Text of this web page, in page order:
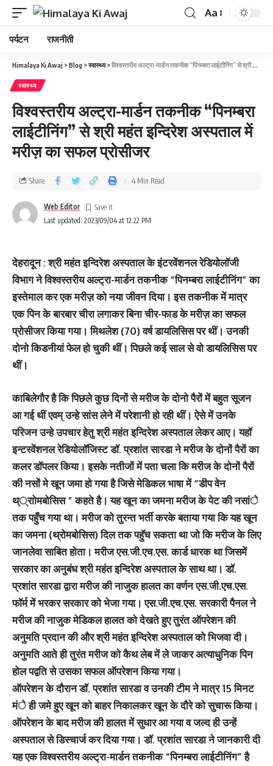
Aa
पर्यटन राजनीती
Himalaya Ki Awaj >Blog >स्वास्थ्य>विश्वस्तरीय अल्ट्रा-मार्डन तकनीक “पिनम्बरा लाईटीनिंग” से श्री महंत इन्दिरेश अस्पताल में मरीज़ का सफल प्रोसीजर
स्वास्थ्य
विश्वस्तरीय अल्ट्रा-मार्डन तकनीक “पिनम्बरा
लाईटीनिंग” से श्री महंत इन्दिरेश अस्पताल में
मरीज़ का सफल प्रोसीजर
Last updated: 2023/09/04 at 12:22 PM
Web Editor
Share 4 Min Read
देहरादून : श्री महंत इन्दिरेश अस्पताल के इंटरवेंशनल रेडियोलॉजी
विभाग ने विश्वस्तरीय अल्ट्रा-मार्डन तकनीक “पिनम्बरा लाईटीनिंग” का
इस्तेमाल कर एक मरीज़ को नया जीवन दिया। इस तकनीक में मात्र
एक पिन के बारबार चीरा लगाकर बिना चीर-फाड के मरीज़ का सफल
प्रोसीजर किया गया। मिथलेश (70) वर्ष डायलिसिस पर थीं। उनकी
दोनो किडनीयां फेल हो चुकी थीं। पिछले कई साल से वो डायलिसिस पर
थीं।
काबिलेगौर है कि पिछले कुछ दिनों से मरीज के दोनो पैरों में बहुत सूजन
आ गई थीं एवम् उन्हे सांस लेने में परेशानी हो रही थीं। ऐसे में उनके
परिजन उन्हे उपचार हेतु श्री महंत इन्दिरेश अस्पताल लेकर आए। यहॉ
इन्टरवेंशनल रेडियोलॉजिस्ट डॉ. प्रशांत सारडा ने मरीज के दोनों पैरों का
कलर डॉपलर किया। इसके नतीजों में पता चला कि मरीज के दोनों पैरों
की नसों मे खून जमा हो गया है जिसे मेडिकल भाषा में “डीप वेन
थ््राोमबोसिस ” कहते है। यह खून का जमना मरीज के पेट की नसांे
तक पहुँच गया था। मरीज को तुरन्त भर्ती करके बताया गया कि यह खून
का जमना (थ्रोमबोसिस) दिल तक पहुॅच सकता था जो कि मरीज के लिए
जानलेवा साबित होता। मरीज एस.जी.एच.एस. कार्ड धारक था जिसमें
सरकार का अनुबंध श्री महंत इन्दिरेश अस्पताल के साथ था। डॉ.
प्रशांत सारडा द्वारा मरीज की नाजुक हालत का वर्णन एस.जी.एच.एस.
फॉर्म में भरकर सरकार को भेजा गया। एस.जी.एच.एस. सरकारी पैनल ने
मरीज की नाजुक मेडिकल हालत को देखते हुए तुरंत ऑपरेशन की
अनुमति प्रदान की और श्री महंत इन्दिरेश अस्पताल को भिजवा दी।
अनुमति आते ही तुरंत मरीज को कैथ लेब में ले जाकर अत्याधुनिक पिन
होल पद्वति से उसका सफल ऑपरेशन किया गया।
ऑपरेशन के दौरान डॉ. प्रशांत सारडा व उनकी टीम ने मात्र 15 मिनट
मंे ही जमे हुए खून को बाहर निकालकर खून के दौरे को सुचारू किया।
ऑपरेशन के बाद मरीज की हालत में सुधार आ गया व जल्द ही उन्हें
अस्पताल से डिस्चार्ज कर दिया गया। डॉ. प्रशांत सारडा ने जानकारी दी
यह एक विश्वस्तरीय अल्ट्रा-मार्डन तकनीक “पिनम्बरा लाईटीनिंग” है